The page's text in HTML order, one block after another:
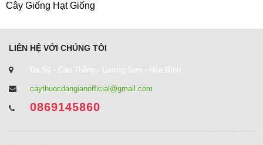
Cây Giống Hạt Giống
LIÊN HỆ VỚI CHÚNG TÔI
Đa Sỹ - Cao Thắng - Lương Sơn - Hòa Bình
caythuocdangianofficial@gmail.com
0869145860